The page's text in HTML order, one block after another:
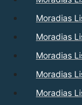
Moradias
Moradias
Moradias
Moradias
Moradias